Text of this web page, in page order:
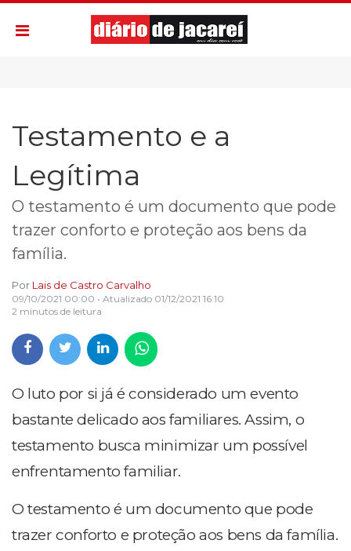
Testamento e a
Legítima
O testamento é um documento que pode
trazer conforto e proteção aos bens da
família.
Por Lais de Castro Carvalho
09/10/2021 00:00 • Atualizado 01/12/2021 16:10
2 minutos de leitura
O luto por si já é considerado um evento
bastante delicado aos familiares. Assim, o
testamento busca minimizar um possível
enfrentamento familiar.
O testamento é um documento que pode
trazer conforto e proteção aos bens da família.